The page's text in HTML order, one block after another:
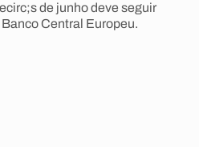
de junho deve seguir
Central Europeu.